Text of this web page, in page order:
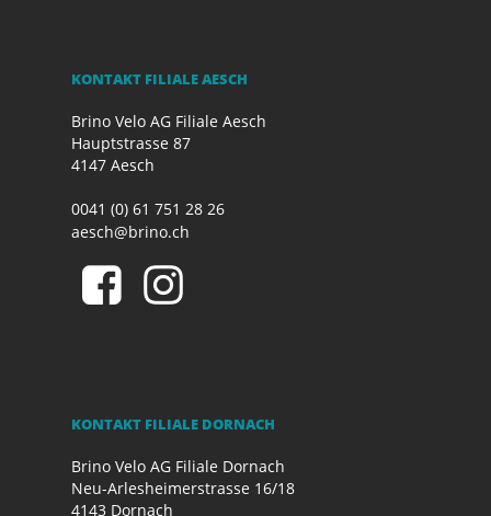
KONTAKT FILIALE AESCH
Brino Velo AG Filiale Aesch
Hauptstrasse 87
4147 Aesch
0041 (0) 61 751 28 26
aesch@brino.ch
KONTAKT FILIALE DORNACH
Brino Velo AG Filiale Dornach
Neu-Arlesheimerstrasse 16/18
4143 Dornach